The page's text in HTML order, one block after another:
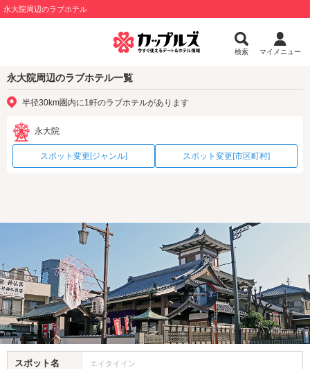
永大院周辺のラブホテル
検索 マイメニュー
永大院周辺のラブホテル一覧
半径30km圏内に1軒のラブホテルがあります
永大院
スポット変更[ジャンル] スポット変更[市区町村]
スポット名 エイタイイン